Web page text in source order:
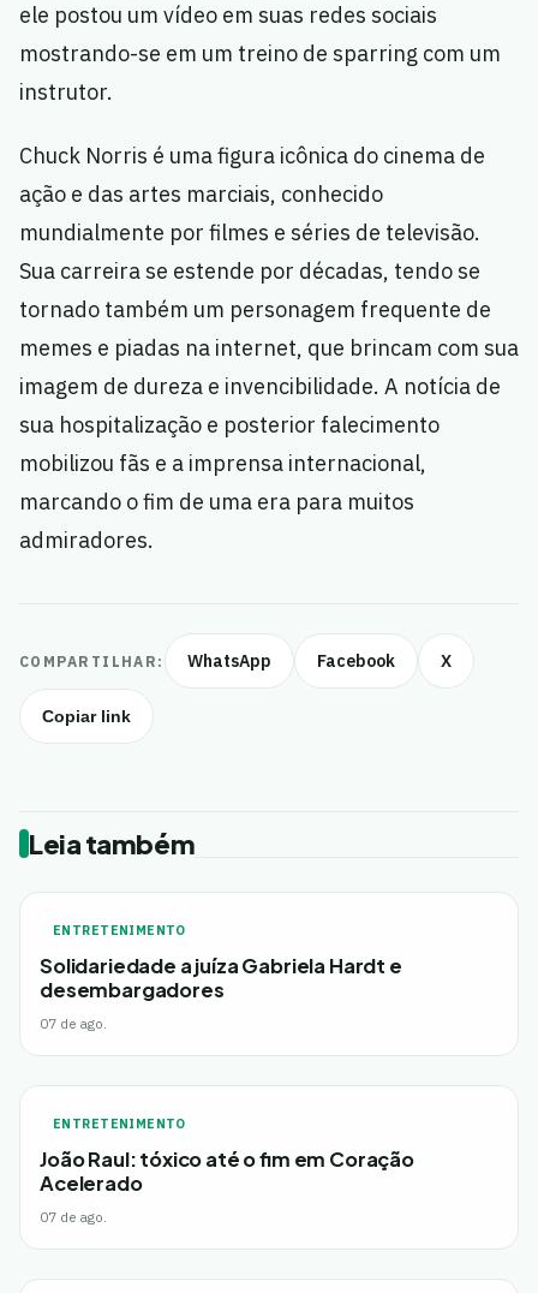
ele postou um vídeo em suas redes sociais
mostrando-se em um treino de sparring com um
instrutor.
Chuck Norris é uma figura icônica do cinema de
ação e das artes marciais, conhecido
mundialmente por filmes e séries de televisão.
Sua carreira se estende por décadas, tendo se
tornado também um personagem frequente de
memes e piadas na internet, que brincam com sua
imagem de dureza e invencibilidade. A notícia de
sua hospitalização e posterior falecimento
mobilizou fãs e a imprensa internacional,
marcando o fim de uma era para muitos
admiradores.
COMPARTILHAR: WhatsApp Facebook X
Copiar link
Leia também
ENTRETENIMENTO
Solidariedade a juíza Gabriela Hardt e
desembargadores
07 de ago.
ENTRETENIMENTO
João Raul: tóxico até o fim em Coração
Acelerado
07 de ago.